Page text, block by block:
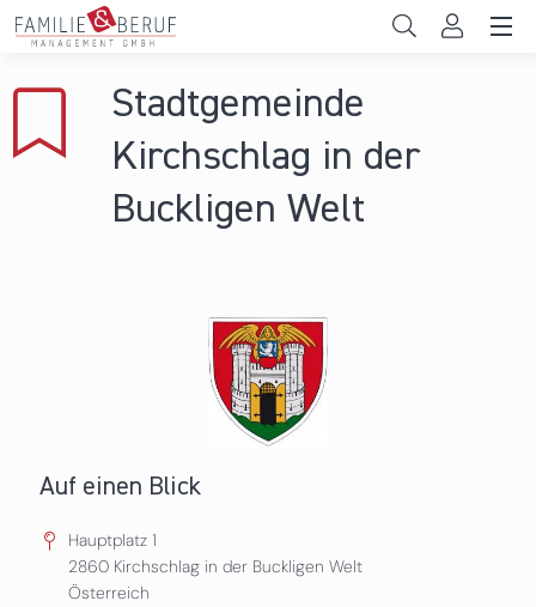
Direkt zum Inhalt
Gemeinden
Hochschulen
Stadtgemeinde
Kirchschlag in der
Buckligen Welt
Auf einen Blick
Hauptplatz 1
2860 Kirchschlag in der Buckligen Welt
Österreich